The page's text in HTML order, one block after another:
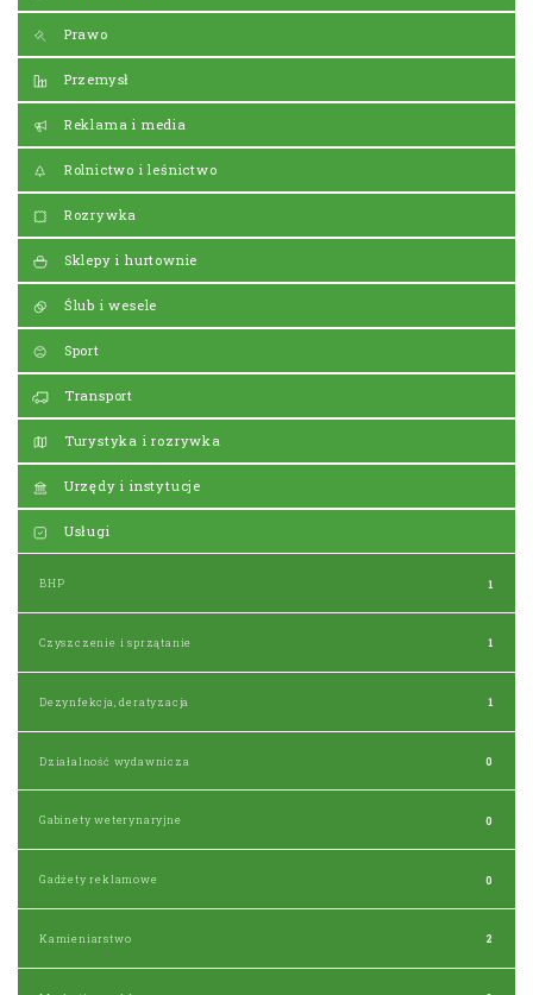
Prawo
Przemysł
Reklama i media
Rolnictwo i leśnictwo
Rozrywka
Sklepy i hurtownie
Ślub i wesele
Sport
Transport
Turystyka i rozrywka
Urzędy i instytucje
Usługi
BHP 1
Czyszczenie i sprzątanie 1
Dezynfekcja, deratyzacja 1
Działalność wydawnicza 0
Gabinety weterynaryjne 0
Gadżety reklamowe 0
Kamieniarstwo 2